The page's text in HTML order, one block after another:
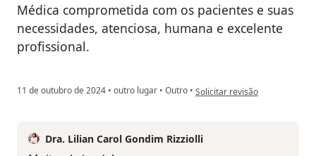
Médica comprometida com os pacientes e suas
necessidades, atenciosa, humana e excelente
profissional.
11 de outubro de 2024 • outro lugar • Outro • na opinião do utilizador J.A.
Solicitar revisão
Dra. Lilian Carol Gondim Rizziolli